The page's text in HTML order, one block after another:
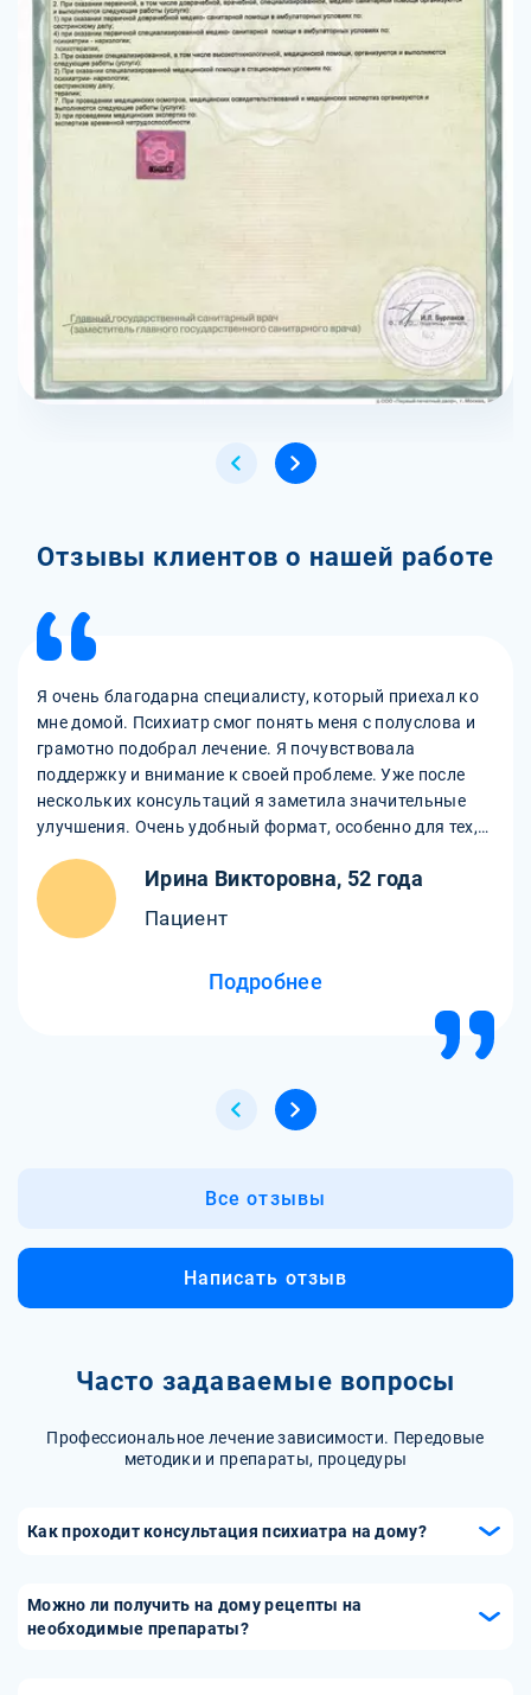
Отзывы клиентов о нашей работе
Я очень благодарна специалисту, который приехал ко
мне домой. Психиатр смог понять меня с полуслова и
грамотно подобрал лечение. Я почувствовала
поддержку и внимание к своей проблеме. Уже после
нескольких консультаций я заметила значительные
улучшения. Очень удобный формат, особенно для тех,
Ирина Викторовна, 52 года
Пациент
Подробнее
Все отзывы
Написать отзыв
Часто задаваемые вопросы
Профессиональное лечение зависимости. Передовые
методики и препараты, процедуры
Как проходит консультация психиатра на дому?
которой психиатр оценивает состояние пациента,
симптомы и поведение. Специалист может задать
Можно ли получить на дому рецепты на
необходимые препараты?